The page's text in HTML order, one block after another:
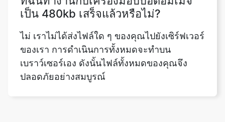
ไม่ เราไม่ได้ส่งไฟล์ใด ๆ ของคุณไปยังเซิร์ฟเวอร์
ของเรา การดำเนินการทั้งหมดจะทำบน
เบราว์เซอร์เอง ดังนั้นไฟล์ทั้งหมดของคุณจึง
ปลอดภัยอย่างสมบูรณ์